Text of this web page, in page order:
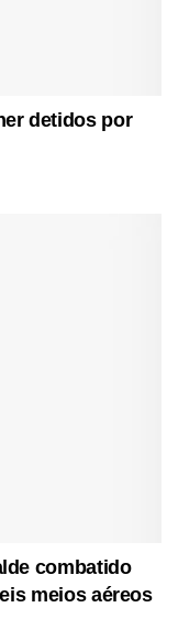
detidos por
combatido
meios aéreos